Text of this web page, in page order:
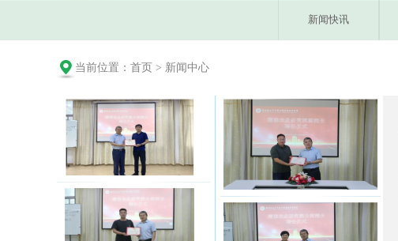
新闻快讯
当前位置： 首页 > 新闻中心